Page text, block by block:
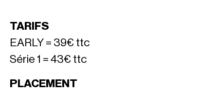
TARIFS
EARLY = 39€ ttc
Série 1 = 43€ ttc
PLACEMENT